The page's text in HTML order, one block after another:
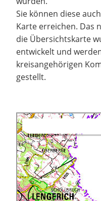
Sie können diese
Karte erreichen. Das
die Übersichtskarte
entwickelt und
kreisangehörigen
gestellt.